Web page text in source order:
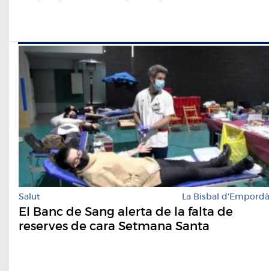
Salut La Bisbal d'Empordà
El Banc de Sang alerta de la falta de
reserves de cara Setmana Santa